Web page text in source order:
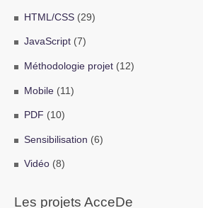
HTML/CSS(29)
JavaScript(7)
Méthodologie projet(12)
Mobile(11)
PDF (10)
Sensibilisation (6)
Vidéo(8)
Les projets AcceDe